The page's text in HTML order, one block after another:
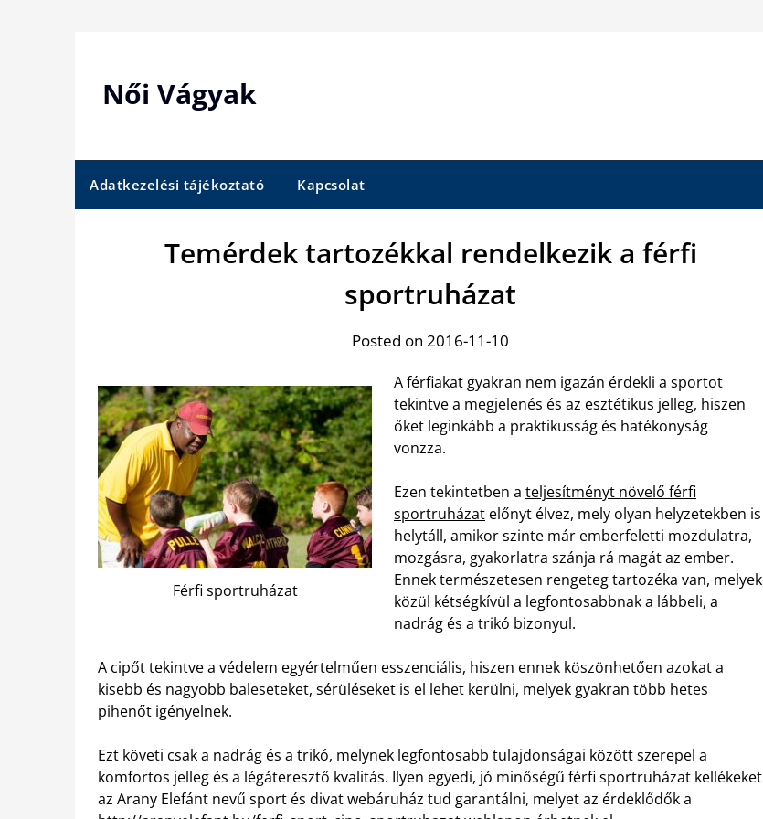
Női Vágyak
Adatkezelési tájékoztató Kapcsolat
Temérdek tartozékkal rendelkezik a férfi
sportruházat
Posted on 2016-11-10
Férfi sportruházat
A férfiakat gyakran nem igazán érdekli a sportot
tekintve a megjelenés és az esztétikus jelleg, hiszen
őket leginkább a praktikusság és hatékonyság
vonzza.
Ezen tekintetben a teljesítményt növelő férfi
sportruházat előnyt élvez, mely olyan helyzetekben is
helytáll, amikor szinte már emberfeletti mozdulatra,
mozgásra, gyakorlatra szánja rá magát az ember.
Ennek természetesen rengeteg tartozéka van, melyek
közül kétségkívül a legfontosabbnak a lábbeli, a
nadrág és a trikó bizonyul.
A cipőt tekintve a védelem egyértelműen esszenciális, hiszen ennek köszönhetően azokat a
kisebb és nagyobb baleseteket, sérüléseket is el lehet kerülni, melyek gyakran több hetes
pihenőt igényelnek.
Ezt követi csak a nadrág és a trikó, melynek legfontosabb tulajdonságai között szerepel a
komfortos jelleg és a légáteresztő kvalitás. Ilyen egyedi, jó minőségű férfi sportruházat kellékeket
az Arany Elefánt nevű sport és divat webáruház tud garantálni, melyet az érdeklődők a